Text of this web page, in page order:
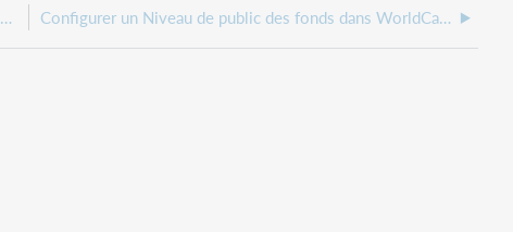
Retirer l'indicateur Imprimés partagés et l'engagement de conservation dans une NFL Configurer un Niveau de public des fonds dans WorldCat pour une NFL